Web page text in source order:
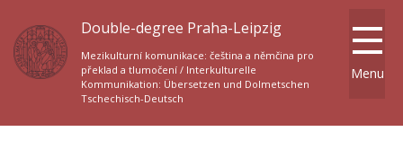
Double-degree Praha-Leipzig
Mezikulturní komunikace: čeština a němčina pro
překlad a tlumočení / Interkulturelle
Kommunikation: Übersetzen und Dolmetschen
Tschechisch-Deutsch
Menu